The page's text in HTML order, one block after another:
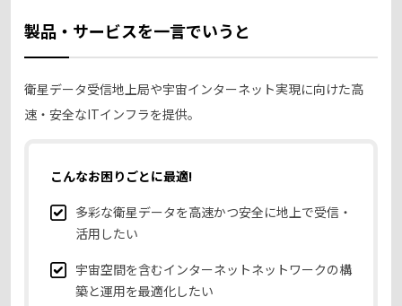
製品・サービスを一言でいうと
衛星データ受信地上局や宇宙インターネット実現に向けた高
速・安全なITインフラを提供。
こんなお困りごとに最適!
多彩な衛星データを高速かつ安全に地上で受信・
活用したい
宇宙空間を含むインターネットネットワークの構
築と運用を最適化したい